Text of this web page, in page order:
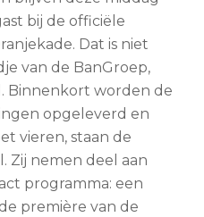
bij de officiële
Dat is niet
van de BanGroep,
Binnenkort worden de
opgeleverd en
vieren, staan de
Zij nemen deel aan
programma: een
première van de